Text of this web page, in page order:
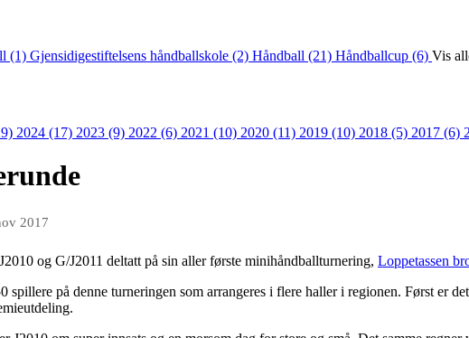
(1) Gjensidigestiftelsens håndballskole (2) Håndball (21) Håndballcup (6) Vis
2024 (17) 2023 (9) 2022 (6) 2021 (10) 2020 (11) 2019 (10) 2018 (5) 2017 (6)
2017
og G/J2011 deltatt på sin aller første minihåndballturnering, Loppetassen
på denne turneringen som arrangeres i flere haller i regionen. Først er